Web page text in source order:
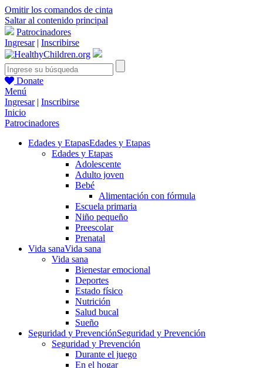
Omitir los comandos de cinta
Saltar al contenido principal
Patrocinadores
Ingresar| Inscribirse
Donate
Menú
Ingresar| Inscribirse
Inicio
Patrocinadores
Edades y EtapasEdades y Etapas
Edades y Etapas
Adolescente
Adulto joven
Bebé
Alimentación con fórmula
Escuela primaria
Niño pequeño
Preescolar
Prenatal
Vida sanaVida sana
Vida sana
Bienestar emocional
Deportes
Estado físico
Nutrición
Salud bucal
Sueño
Seguridad y PrevenciónSeguridad y Prevención
Seguridad y Prevención
Durante el juego
En el hogar